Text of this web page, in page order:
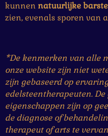
kunnen natuurlijke
zien, evenals sporen van
*De kenmerken van alle
onze website zijn niet
zijn gebaseerd op
edelsteentherapeuten.
eigenschappen zijn op
de diagnose of
therapeut of arts te